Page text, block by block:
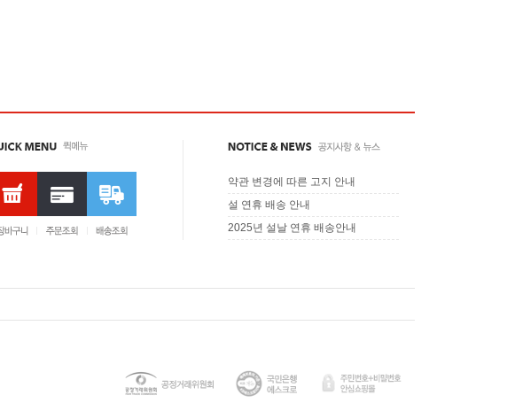
약관 변경에 따른 고지 안내
설 연휴 배송 안내
2025년 설날 연휴 배송안내